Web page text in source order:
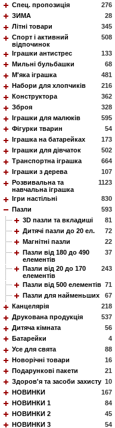
276
Спец. пропозиція
28
ЗИМА
345
Літні товари
508
Спорт і активний
відпочинок
133
Іграшки антистрес
68
Мильні бульбашки
481
М'яка іграшка
216
Набори для хлопчиків
362
Конструктора
328
Зброя
595
Іграшки для малюків
54
Фігурки тварин
173
Іграшка на батарейках
502
Іграшки для дівчаток
664
Транспортна іграшка
107
Іграшки з дерева
1123
Розвивальна та
навчальна іграшка
830
Ігри настільні
593
Пазли
81
3D пазли та вкладиші
72
Дитячі пазли до 20 ел.
22
Магнітні пазли
37
Пазли від 180 до 490
елементів
243
Пазли від 20 до 170
елементів
71
Пазли від 500 елементів
67
Пазли для найменьших
218
Канцелярія
537
Друкована продукція
56
Дитяча кімната
4
Батарейки
88
Усе для свята
16
Новорічні товари
21
Подарункові пакети
10
Здоров'я та засоби захисту
167
НОВИНКИ
84
НОВИНКИ 1
45
НОВИНКИ 2
54
НОВИНКИ 3